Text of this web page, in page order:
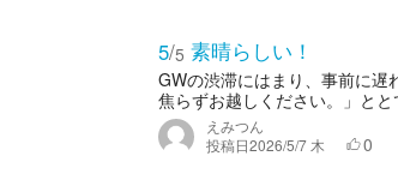
5/5 素晴らしい！
GWの渋滞にはまり、事前に遅
焦らずお越しください。」と
えみつん
投稿日2026/5/7 木 0